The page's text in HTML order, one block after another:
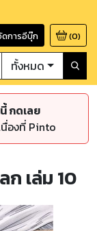
ดการอีบุ๊ก (0)
ทั้งหมด
กดเลย
องที่ Pinto
ก เล่ม 10